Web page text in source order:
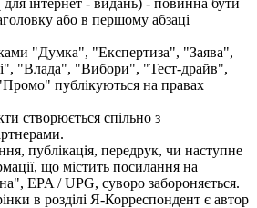
або в першому абзаці
"Думка", "Експертиза", "Заява",
"Влада", "Вибори", "Тест-драйв",
публікуються на правах
створюється спільно з
публікація, передрук, чи наступне
що містить посилання на
EPA / UPG, суворо забороняється.
в розділі Я-Корреспондент є автор